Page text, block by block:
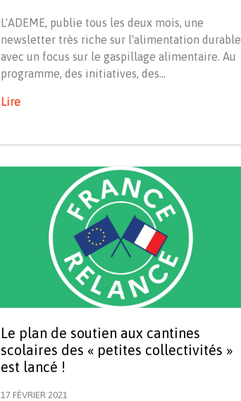
L'ADEME, publie tous les deux mois, une
newsletter très riche sur l'alimentation durable
avec un focus sur le gaspillage alimentaire. Au
programme, des initiatives, des…
Lire
Le plan de soutien aux cantines
scolaires des « petites collectivités »
est lancé !
17 FÉVRIER 2021